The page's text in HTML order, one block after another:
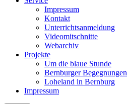
Impressum
Kontakt
Unterrichtsanmeldung
Videomitschnitte
Webarchiv
Projekte
Um die blaue Stunde
Bernburger Begegnungen
Loheland in Bernburg
Impressum